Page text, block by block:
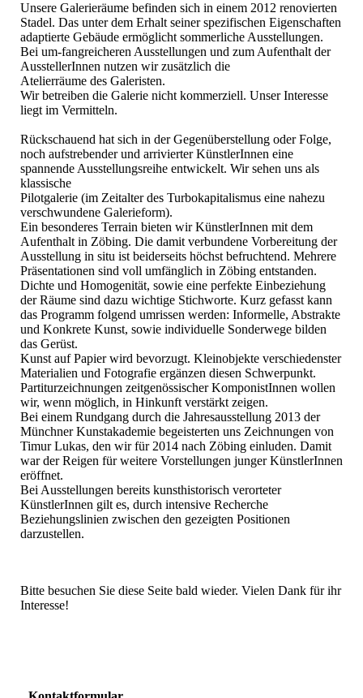
Unsere Galerieräume befinden sich in einem 2012 renovierten
Stadel. Das unter dem Erhalt seiner spezifischen Eigenschaften
adaptierte Gebäude ermöglicht sommerliche Ausstellungen.
Bei um-fangreicheren Ausstellungen und zum Aufenthalt der
AusstellerInnen nutzen wir zusätzlich die
Atelierräume des Galeristen.
Wir betreiben die Galerie nicht kommerziell. Unser Interesse
liegt im Vermitteln.
Rückschauend hat sich in der Gegenüberstellung oder Folge,
noch aufstrebender und arrivierter KünstlerInnen eine
spannende Ausstellungsreihe entwickelt. Wir sehen uns als
klassische
Pilotgalerie (im Zeitalter des Turbokapitalismus eine nahezu
verschwundene Galerieform).
Ein besonderes Terrain bieten wir KünstlerInnen mit dem
Aufenthalt in Zöbing. Die damit verbundene Vorbereitung der
Ausstellung in situ ist beiderseits höchst befruchtend. Mehrere
Präsentationen sind voll umfänglich in Zöbing entstanden.
Dichte und Homogenität, sowie eine perfekte Einbeziehung
der Räume sind dazu wichtige Stichworte. Kurz gefasst kann
das Programm folgend umrissen werden: Informelle, Abstrakte
und Konkrete Kunst, sowie individuelle Sonderwege bilden
das Gerüst.
Kunst auf Papier wird bevorzugt. Kleinobjekte verschiedenster
Materialien und Fotografie ergänzen diesen Schwerpunkt.
Partiturzeichnungen zeitgenössischer KomponistInnen wollen
wir, wenn möglich, in Hinkunft verstärkt zeigen.
Bei einem Rundgang durch die Jahresausstellung 2013 der
Münchner Kunstakademie begeisterten uns Zeichnungen von
Timur Lukas, den wir für 2014 nach Zöbing einluden. Damit
war der Reigen für weitere Vorstellungen junger KünstlerInnen
eröffnet.
Bei Ausstellungen bereits kunsthistorisch verorteter
KünstlerInnen gilt es, durch intensive Recherche
Beziehungslinien zwischen den gezeigten Positionen
darzustellen.
Bitte besuchen Sie diese Seite bald wieder. Vielen Dank für ihr
Interesse!